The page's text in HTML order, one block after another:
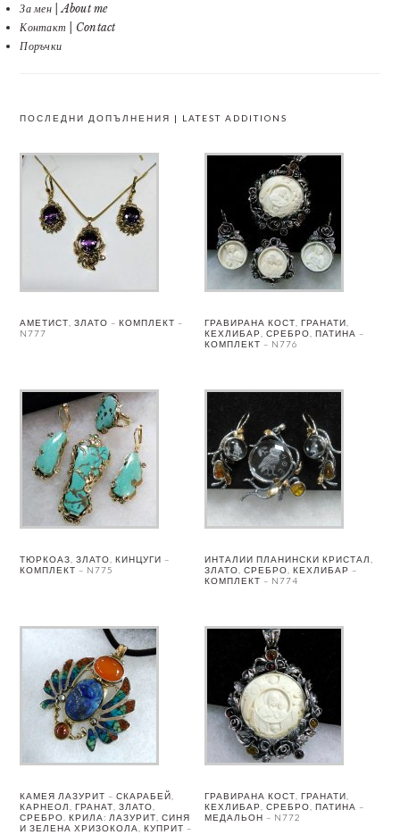
За мен | About me
Контакт | Contact
Поръчки
ПОСЛЕДНИ ДОПЪЛНЕНИЯ | LATEST ADDITIONS
АМЕТИСТ, ЗЛАТО – КОМПЛЕКТ –
N777
ГРАВИРАНА КОСТ, ГРАНАТИ,
КЕХЛИБАР, СРЕБРО, ПАТИНА –
КОМПЛЕКТ – N776
ТЮРКОАЗ, ЗЛАТО, КИНЦУГИ –
КОМПЛЕКТ – N775
ИНТАЛИИ ПЛАНИНСКИ КРИСТАЛ,
ЗЛАТО, СРЕБРО, КЕХЛИБАР –
КОМПЛЕКТ – N774
КАМЕЯ ЛАЗУРИТ – СКАРАБЕЙ,
КАРНЕОЛ, ГРАНАТ, ЗЛАТО,
СРЕБРО. КРИЛА: ЛАЗУРИТ, СИНЯ
И ЗЕЛЕНА ХРИЗОКОЛА, КУПРИТ –
ГРАВИРАНА КОСТ, ГРАНАТИ,
КЕХЛИБАР, СРЕБРО, ПАТИНА –
МЕДАЛЬОН – N772